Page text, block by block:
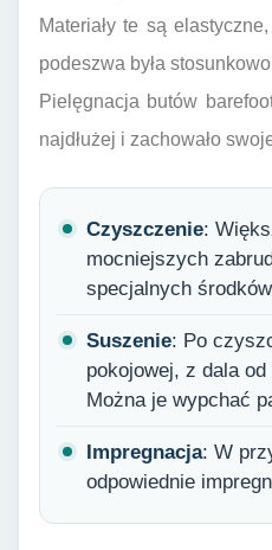
Materiały te są
podeszwa była
Pielęgnacja butów
najdłużej i zachowało
Czyszczenie:
mocniejszych
specjalnych
Suszenie: Po
pokojowej, z dala
Można je wypchać
Impregnacja: W
odpowiednie